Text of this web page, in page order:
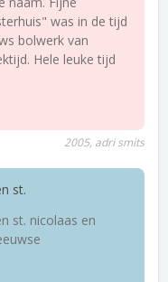
was in de tijd
bolwerk van
Hele leuke tijd
2005, adri smits
st.
st. nicolaas en